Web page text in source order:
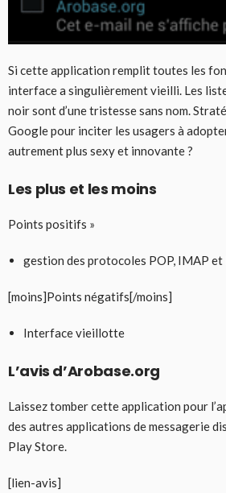
Si cette application remplit toutes les
interface a singulièrement vieilli. Les
noir sont d’une tristesse sans nom.
Google pour inciter les usagers à
autrement plus sexy et innovante ?
Les plus et les moins
Points positifs »
gestion des protocoles POP, IMAP et
[moins]Points négatifs[/moins]
Interface vieillotte
L’avis d’Arobase.org
Laissez tomber cette application pour
des autres applications de messagerie
Play Store.
[lien-avis]